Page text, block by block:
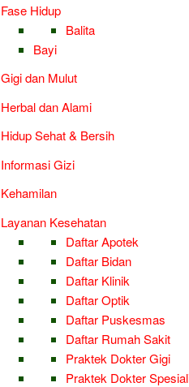
Fase Hidup
Balita
Bayi
Gigi dan Mulut
Herbal dan Alami
Hidup Sehat & Bersih
Informasi Gizi
Kehamilan
Layanan Kesehatan
Daftar Apotek
Daftar Bidan
Daftar Klinik
Daftar Optik
Daftar Puskesmas
Daftar Rumah Sakit
Praktek Dokter Gigi
Praktek Dokter